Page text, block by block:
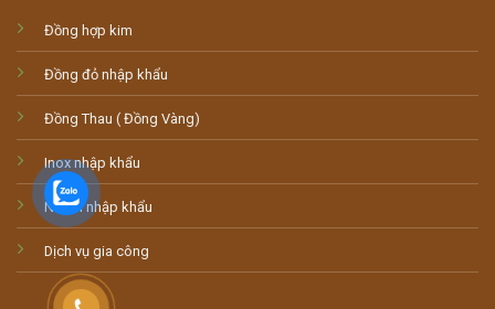
Đồng hợp kim
Đồng đỏ nhập khẩu
Đồng Thau ( Đồng Vàng)
Inox nhập khẩu
Nhôm nhập khẩu
Dịch vụ gia công